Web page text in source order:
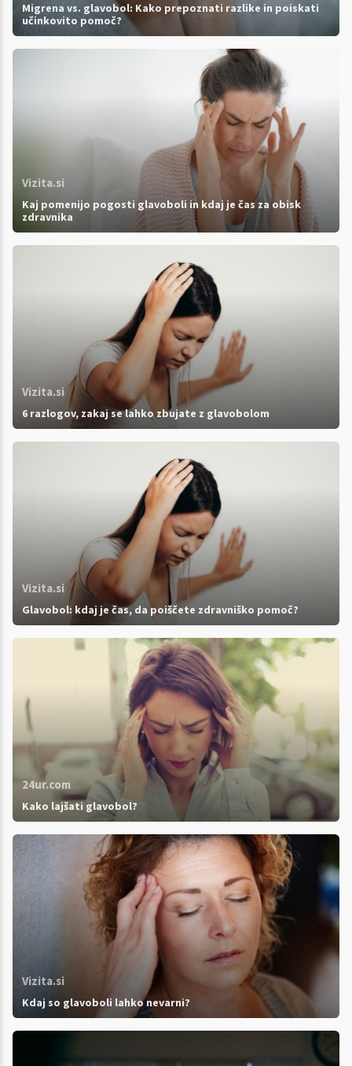
Migrena vs. glavobol: Kako prepoznati razlike in poiskati
učinkovito pomoč?
Vizita.si
Kaj pomenijo pogosti glavoboli in kdaj je čas za obisk
zdravnika
Vizita.si
6 razlogov, zakaj se lahko zbujate z glavobolom
Vizita.si
Glavobol: kdaj je čas, da poiščete zdravniško pomoč?
24ur.com
Kako lajšati glavobol?
Vizita.si
Kdaj so glavoboli lahko nevarni?